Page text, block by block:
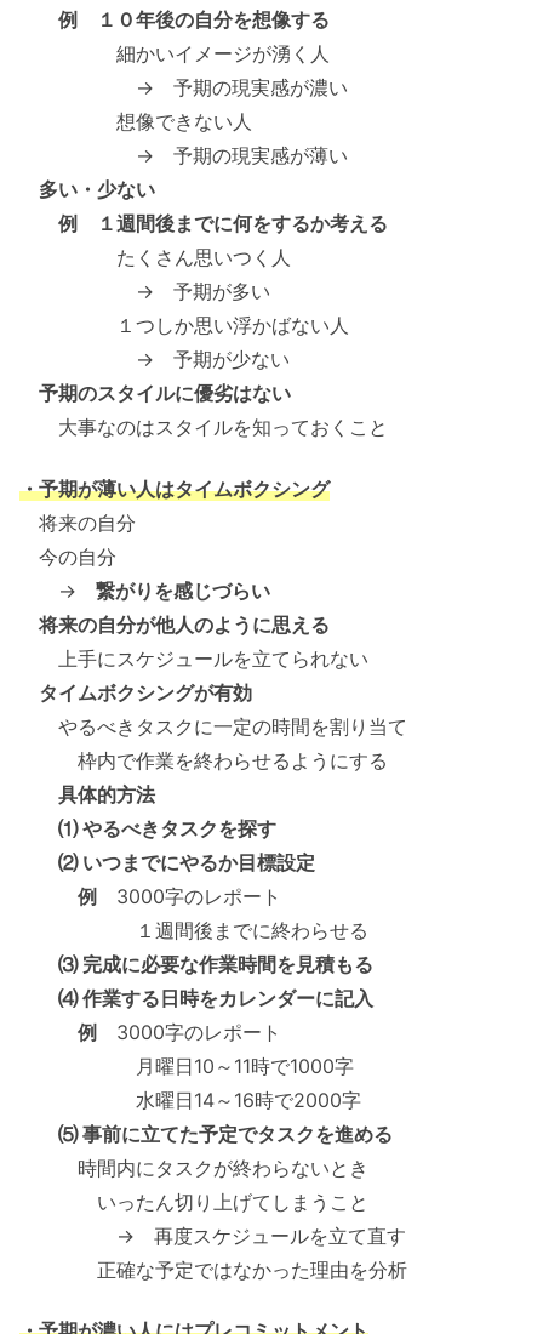
例 １０年後の自分を想像する
細かいイメージが湧く人
→ 予期の現実感が濃い
想像できない人
→ 予期の現実感が薄い
多い・少ない
例 １週間後までに何をするか考える
たくさん思いつく人
→ 予期が多い
１つしか思い浮かばない人
→ 予期が少ない
予期のスタイルに優劣はない
大事なのはスタイルを知っておくこと
・予期が薄い人はタイムボクシング
将来の自分
今の自分
→ 繋がりを感じづらい
将来の自分が他人のように思える
上手にスケジュールを立てられない
タイムボクシングが有効
やるべきタスクに一定の時間を割り当て
枠内で作業を終わらせるようにする
具体的方法
⑴ やるべきタスクを探す
⑵ いつまでにやるか目標設定
例 3000字のレポート
１週間後までに終わらせる
⑶ 完成に必要な作業時間を見積もる
⑷ 作業する日時をカレンダーに記入
例 3000字のレポート
月曜日10～11時で1000字
水曜日14～16時で2000字
⑸ 事前に立てた予定でタスクを進める
時間内にタスクが終わらないとき
いったん切り上げてしまうこと
→ 再度スケジュールを立て直す
正確な予定ではなかった理由を分析